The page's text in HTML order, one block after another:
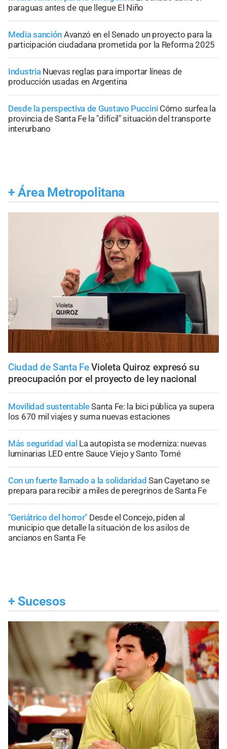
paraguas antes de que llegue El Niño
Media sanción Avanzó en el Senado un proyecto para la
participación ciudadana prometida por la Reforma 2025
Industria Nuevas reglas para importar líneas de
producción usadas en Argentina
Desde la perspectiva de Gustavo Puccini Cómo surfea la
provincia de Santa Fe la "difícil" situación del transporte
interurbano
+ Área Metropolitana
Ciudad de Santa Fe Violeta Quiroz expresó su
preocupación por el proyecto de ley nacional
Movilidad sustentableSanta Fe: la bici pública ya supera
los 670 mil viajes y suma nuevas estaciones
Más seguridad vial La autopista se moderniza: nuevas
luminarias LED entre Sauce Viejo y Santo Tomé
Con un fuerte llamado a la solidaridad San Cayetano se
prepara para recibir a miles de peregrinos de Santa Fe
"Geriátrico del horror" Desde el Concejo, piden al
municipio que detalle la situación de los asilos de
ancianos en Santa Fe
+ Sucesos